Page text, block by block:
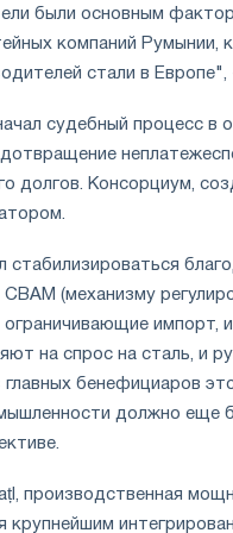
были основным
компаний Румынии,
стали в Европе",
судебный процесс в
долгов. Консорциум,
стабилизироваться
(механизму
импорт,
на спрос на сталь, и
бенефициаров
должно еще
производственная
крупнейшим